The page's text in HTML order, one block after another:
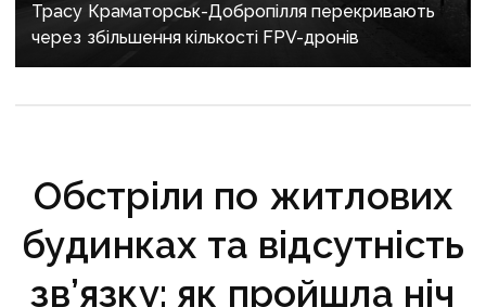
Трасу Краматорськ-Добропілля перекривають
через збільшення кількості FPV-дронів
Обстріли по житлових
будинках та відсутність
зв’язку: як пройшла ніч